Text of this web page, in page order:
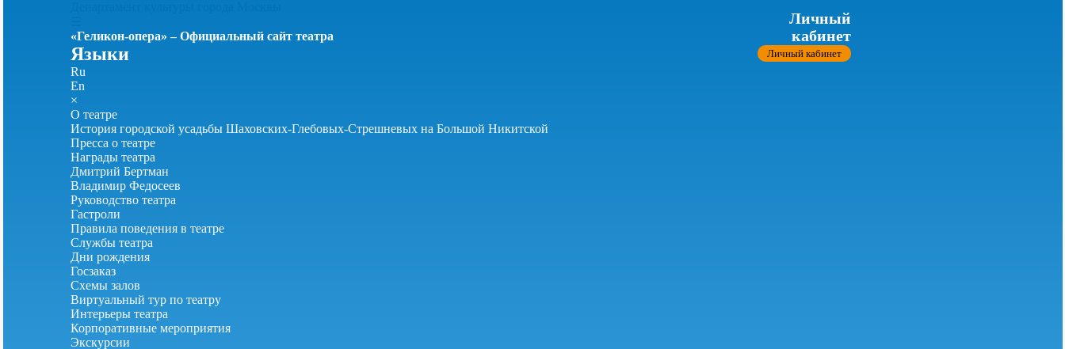
«Геликон-опера» – Официальный сайт театра
Языки
Ru
En
×
О театре
История городской усадьбы Шаховских-Глебовых-Стрешневых на Большой Никитской
Пресса о театре
Награды театра
Дмитрий Бертман
Владимир Федосеев
Руководство театра
Гастроли
Правила поведения в театре
Службы театра
Дни рождения
Госзаказ
Схемы залов
Виртуальный тур по театру
Интерьеры театра
Корпоративные мероприятия
Экскурсии
Личный
кабинет
Личный кабинет